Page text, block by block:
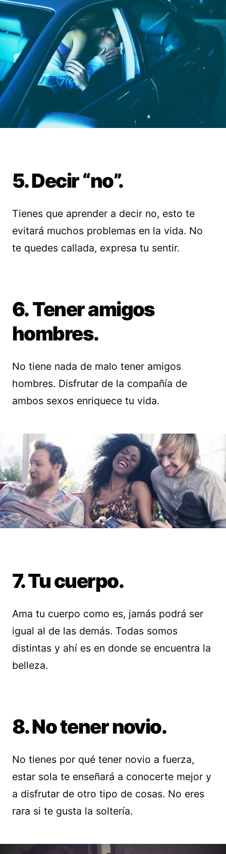
5. Decir “no”.
Tienes que aprender a decir no, esto te
evitará muchos problemas en la vida. No
te quedes callada, expresa tu sentir.
6. Tener amigos
hombres.
No tiene nada de malo tener amigos
hombres. Disfrutar de la compañía de
ambos sexos enriquece tu vida.
7. Tu cuerpo.
Ama tu cuerpo como es, jamás podrá ser
igual al de las demás. Todas somos
distintas y ahí es en donde se encuentra la
belleza.
8. No tener novio.
No tienes por qué tener novio a fuerza,
estar sola te enseñará a conocerte mejor y
a disfrutar de otro tipo de cosas. No eres
rara si te gusta la soltería.